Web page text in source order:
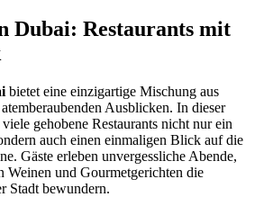
Dubai: Restaurants mit
bietet eine einzigartige Mischung aus
Ausblicken. In dieser
gehobene Restaurants nicht nur ein
auch einen einmaligen Blick auf die
Gäste erleben unvergessliche Abende,
Weinen und Gourmetgerichten die
Stadt bewundern.